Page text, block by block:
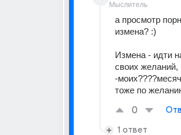
Мыслитель
а просмотр
измена? :)
Измена - идти
своих желаний,
-
тоже по
0
1 ответ